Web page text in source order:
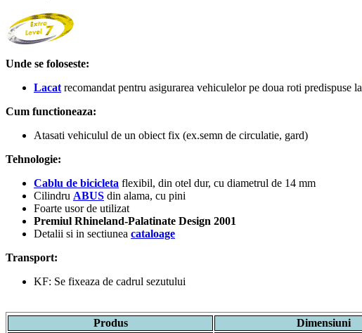
Unde se foloseste:
Lacat recomandat pentru asigurarea vehiculelor pe doua roti predispuse la
Cum functioneaza:
Atasati vehiculul de un obiect fix (ex.semn de circulatie, gard)
Tehnologie:
Cablu de bicicleta flexibil, din otel dur, cu diametrul de 14 mm
Cilindru ABUS din alama, cu pini
Foarte usor de utilizat
Premiul Rhineland-Palatinate Design 2001
Detalii si in sectiunea cataloage
Transport:
KF: Se fixeaza de cadrul sezutului
Produs Dimensiuni